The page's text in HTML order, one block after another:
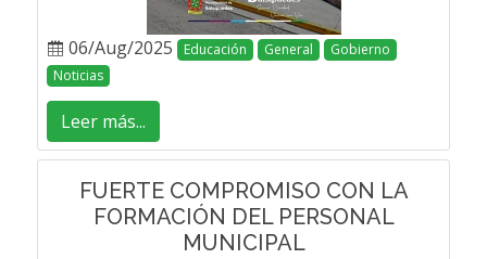
06/Aug/2025 Educación General
Gobierno
Noticias
Leer más...
FUERTE COMPROMISO CON LA
FORMACIÓN DEL PERSONAL
MUNICIPAL